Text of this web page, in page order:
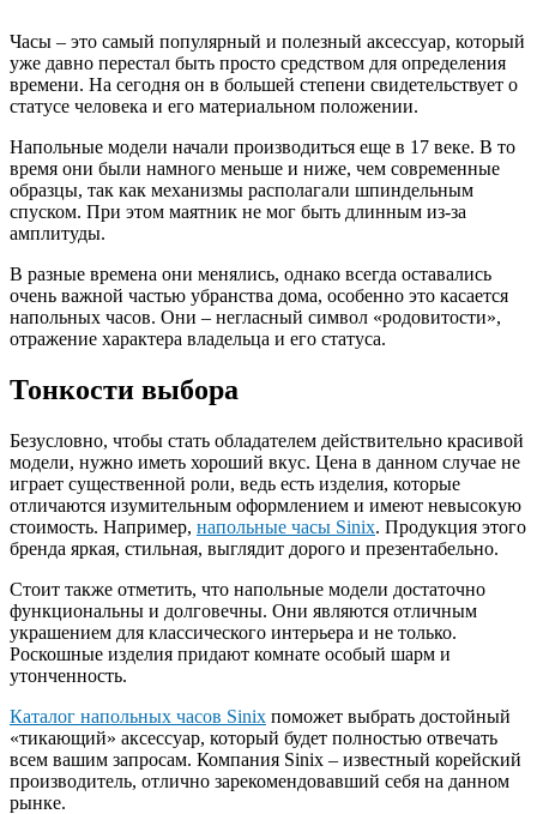
Часы – это самый популярный и полезный аксессуар, который
уже давно перестал быть просто средством для определения
времени. На сегодня он в большей степени свидетельствует о
статусе человека и его материальном положении.
Напольные модели начали производиться еще в 17 веке. В то
время они были намного меньше и ниже, чем современные
образцы, так как механизмы располагали шпиндельным
спуском. При этом маятник не мог быть длинным из-за
амплитуды.
В разные времена они менялись, однако всегда оставались
очень важной частью убранства дома, особенно это касается
напольных часов. Они – негласный символ «родовитости»,
отражение характера владельца и его статуса.
Тонкости выбора
Безусловно, чтобы стать обладателем действительно красивой
модели, нужно иметь хороший вкус. Цена в данном случае не
играет существенной роли, ведь есть изделия, которые
отличаются изумительным оформлением и имеют невысокую
стоимость. Например, напольные часы Sinix. Продукция этого
бренда яркая, стильная, выглядит дорого и презентабельно.
Стоит также отметить, что напольные модели достаточно
функциональны и долговечны. Они являются отличным
украшением для классического интерьера и не только.
Роскошные изделия придают комнате особый шарм и
утонченность.
Каталог напольных часов Sinix поможет выбрать достойный
«тикающий» аксессуар, который будет полностью отвечать
всем вашим запросам. Компания Sinix – известный корейский
производитель, отлично зарекомендовавший себя на данном
рынке.